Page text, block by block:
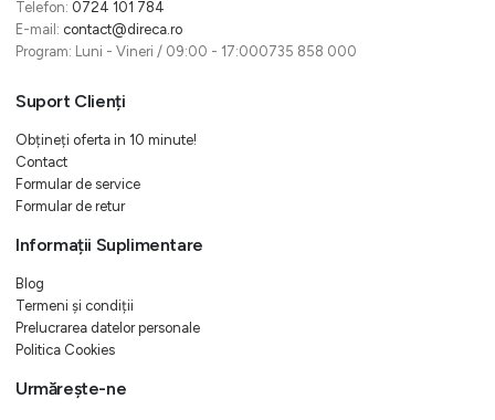
Telefon: 0724 101 784
E-mail: contact@direca.ro
Program: Luni - Vineri / 09:00 - 17:000735 858 000
Suport Clienți
Obțineți oferta in 10 minute!
Contact
Formular de service
Formular de retur
Informații Suplimentare
Blog
Termeni și condiții
Prelucrarea datelor personale
Politica Cookies
Urmărește-ne